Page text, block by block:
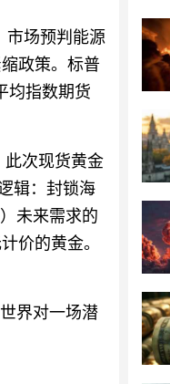
市场预判能源
政策。标普
均指数期货
此次现货黄金
辑：封锁海
未来需求的
价的黄金。
界对一场潜